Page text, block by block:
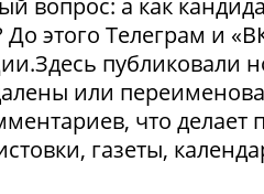
До этого Телеграм и
публиковали
или
что делает
газеты,